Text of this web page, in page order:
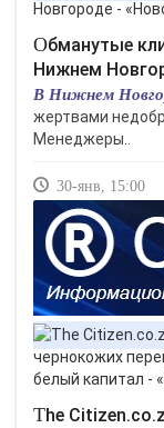
Обманутые клиенты штурмовали автосалон в
Нижнем
В Нижнем
жертвами
Менеджеры..
30-янв, 15:00
The Citizen.co.za (ЮАР): Малема призывает